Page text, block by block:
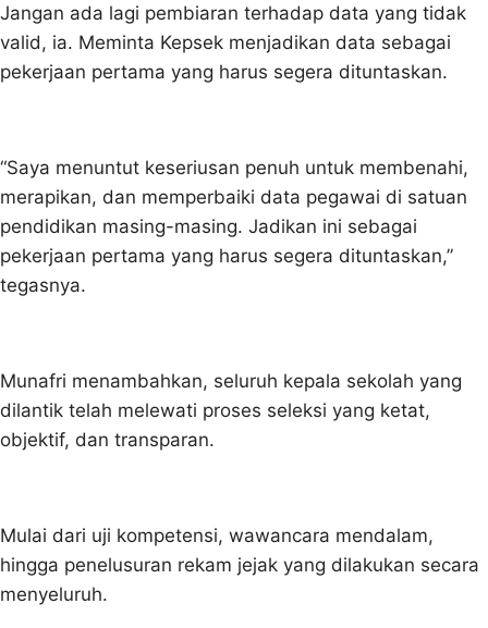
Jangan ada lagi pembiaran terhadap data yang tidak
valid, ia. Meminta Kepsek menjadikan data sebagai
pekerjaan pertama yang harus segera dituntaskan.
“Saya menuntut keseriusan penuh untuk membenahi,
merapikan, dan memperbaiki data pegawai di satuan
pendidikan masing-masing. Jadikan ini sebagai
pekerjaan pertama yang harus segera dituntaskan,”
tegasnya.
Munafri menambahkan, seluruh kepala sekolah yang
dilantik telah melewati proses seleksi yang ketat,
objektif, dan transparan.
Mulai dari uji kompetensi, wawancara mendalam,
hingga penelusuran rekam jejak yang dilakukan secara
menyeluruh.